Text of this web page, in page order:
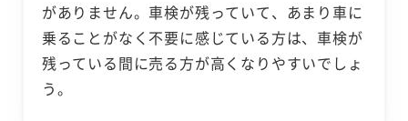
がありません。車検が残っていて、あまり車に
乗ることがなく不要に感じている方は、車検が
残っている間に売る方が高くなりやすいでしょ
う。